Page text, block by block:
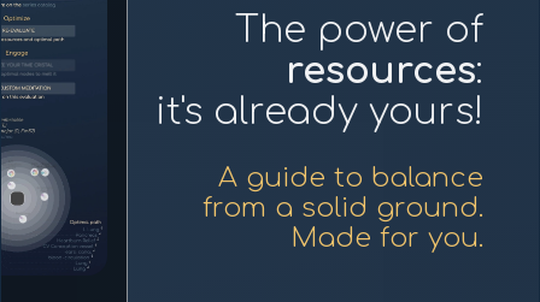
The power of
resources:
it's already yours!
A guide to balance
from a solid ground.
Made for you.